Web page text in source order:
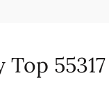
Top